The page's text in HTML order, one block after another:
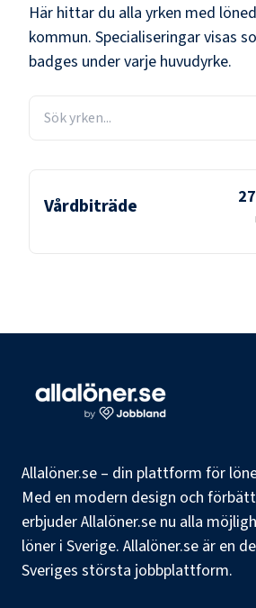
Här hittar du alla yrken med
kommun. Specialiseringar visas
badges under varje huvudyrke.
Vårdbiträde
Allalöner.se – din plattform för
Med en modern design och
erbjuder Allalöner.se nu alla
löner i Sverige. Allalöner.se är en
Sveriges största jobbplattform.